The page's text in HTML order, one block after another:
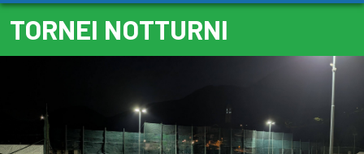
TORNEI NOTTURNI